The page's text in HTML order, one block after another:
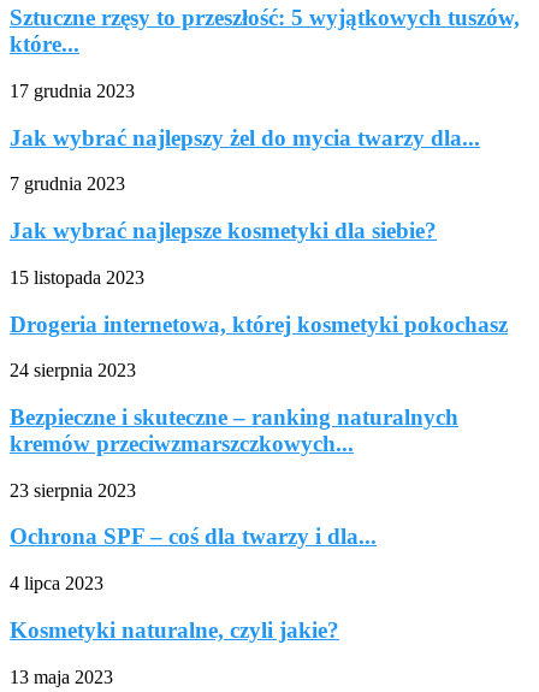
Sztuczne rzęsy to przeszłość: 5 wyjątkowych tuszów,
które...
17 grudnia 2023
Jak wybrać najlepszy żel do mycia twarzy dla...
7 grudnia 2023
Jak wybrać najlepsze kosmetyki dla siebie?
15 listopada 2023
Drogeria internetowa, której kosmetyki pokochasz
24 sierpnia 2023
Bezpieczne i skuteczne – ranking naturalnych
kremów przeciwzmarszczkowych...
23 sierpnia 2023
Ochrona SPF – coś dla twarzy i dla...
4 lipca 2023
Kosmetyki naturalne, czyli jakie?
13 maja 2023